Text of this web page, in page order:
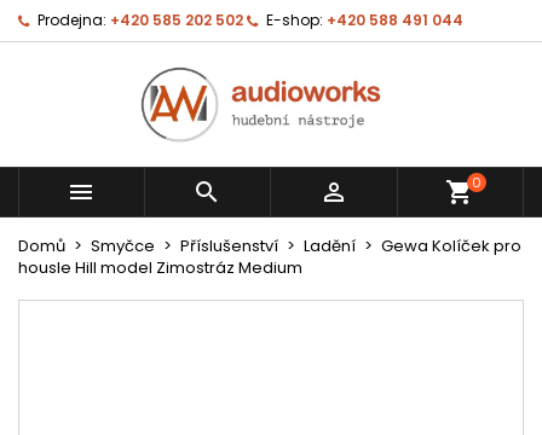
Prodejna: +420 585 202 502 E-shop: +420 588 491 044
   shopping_cart0
Domů Smyčce Příslušenství Ladění
Gewa Kolíček pro
housle Hill model Zimostráz Medium